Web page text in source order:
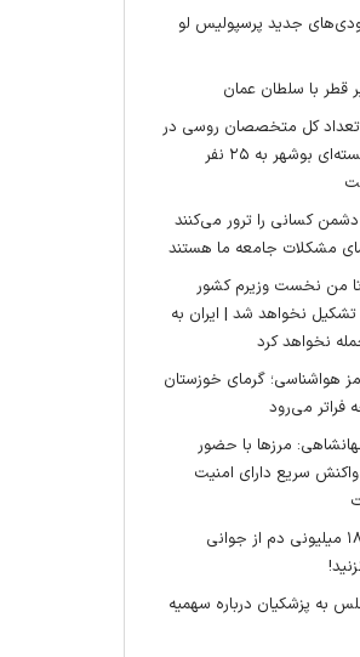
جدید پرسپولیس لو
قطر با سلطان عمان
کل متخصصان روسی در
نیروگاه هسته‌ای بوشهر به ۲۵ نفر
کسانی را ترور می‌کنند
مشکلات جامعه ما هستند
تا من نخست وزیرم کشور
نخواهد شد | ایران به
نخواهد کرد
هواشناسی؛ گرمای خوزستان
مرز‌ها با حضور
سریع دارای امنیت
با حقوق ۱۸ میلیونی دم از جوانی
به پزشکیان درباره سهمیه